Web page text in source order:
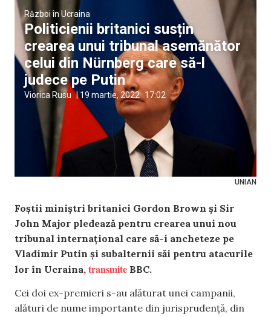
UNIAN
Război în Ucraina
Politicienii britanici susțin
crearea unui tribunal asemănător
celui din Nürnberg care să-l
judece pe Putin
Viorica Rusu | 19 martie, 2022 17:02
Foştii miniştri britanici Gordon Brown şi Sir
John Major pledează pentru crearea unui nou
tribunal internaţional care să-i ancheteze pe
Vladimir Putin şi subalternii săi pentru atacurile
lor în Ucraina, transmite BBC.
Cei doi ex-premieri s-au alăturat unei campanii,
alături de nume importante din jurisprudenţă, din